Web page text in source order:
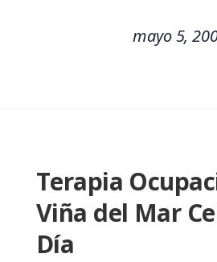
mayo 5,
Terapia
Viña del Mar
Día